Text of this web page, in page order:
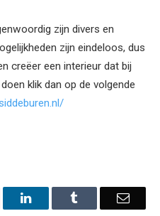
zijn divers en
zijn eindeloos, dus
creëer een interieur dat bij
klik dan op de volgende
LinkedIn Email